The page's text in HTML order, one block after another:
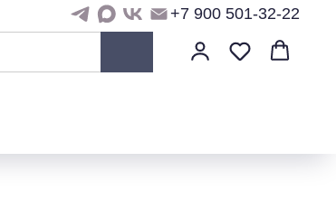
+7 900 501-32-22